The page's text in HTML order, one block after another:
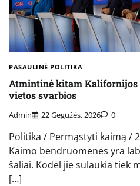
PASAULINĖ POLITIKA
Atmintinė kitam Kalifornijos
vietos svarbios
Admin 22 Gegužės, 2026 0
Politika / Permąstyti kaimą /
Kaimo bendruomenės yra
šaliai. Kodėl jie sulaukia tiek
[…]